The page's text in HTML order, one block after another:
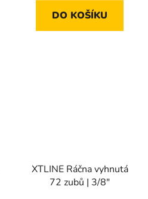
DO KOŠÍKU
XTLINE Ráčna vyhnutá
72 zubů | 3/8"